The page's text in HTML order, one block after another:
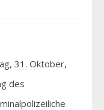
31. Oktober,
des